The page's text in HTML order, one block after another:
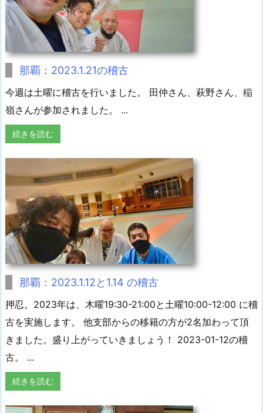
那覇：2023.1.21の稽古
今週は土曜に稽古を行いました。 田仲さん、萩野さん、稲
嶺さんが参加されました。 ...
続きを読む
那覇：2023.1.12と1.14 の稽古
押忍。2023年は、木曜19:30-21:00と土曜10:00-12:00 に稽
古を実施します。 他支部からの移籍の方が2名加わって頂
きました。盛り上がっていきましょう！ 2023-01-12の稽
古。 ...
続きを読む